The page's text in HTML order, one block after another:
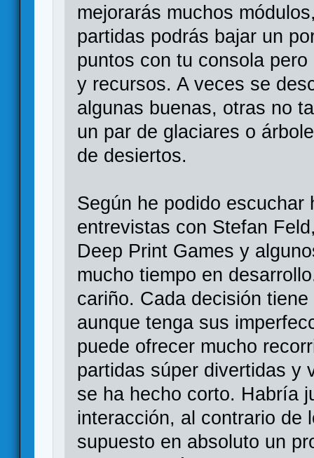
mejorarás muchos
partidas podrás bajar un
puntos con tu consola
y recursos. A veces se
algunas buenas, otras no
un par de glaciares o
de desiertos.
Según he podido
entrevistas con Stefan
Deep Print Games y
mucho tiempo en
cariño. Cada decisión
aunque tenga sus
puede ofrecer mucho
partidas súper divertidas y
se ha hecho corto. Habría
interacción, al contrario de
supuesto en absoluto un